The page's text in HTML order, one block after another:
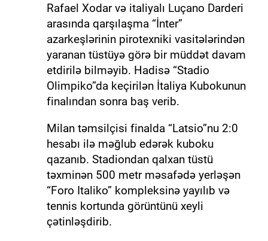
Rafael Xodar və italiyalı Luçano Darderi
arasında qarşılaşma “İnter”
azarkeşlərinin pirotexniki vasitələrindən
yaranan tüstüyə görə bir müddət davam
etdirilə bilməyib. Hadisə “Stadio
Olimpiko”da keçirilən İtaliya Kubokunun
finalından sonra baş verib.
Milan təmsilçisi finalda “Latsio”nu 2:0
hesabı ilə məğlub edərək kuboku
qazanıb. Stadiondan qalxan tüstü
təxminən 500 metr məsafədə yerləşən
“Foro Italiko” kompleksinə yayılıb və
tennis kortunda görüntünü xeyli
çətinləşdirib.